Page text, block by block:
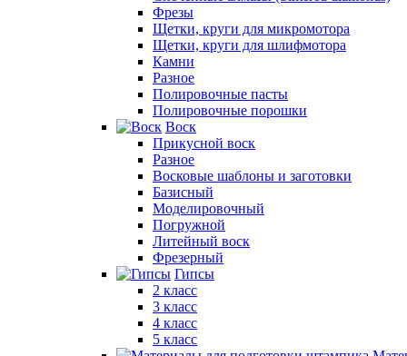
Фрезы
Щетки, круги для микромотора
Щетки, круги для шлифмотора
Камни
Разное
Полировочные пасты
Полировочные порошки
Воск
Прикусной воск
Разное
Восковые шаблоны и заготовки
Базисный
Моделировочный
Погружной
Литейный воск
Фрезерный
Гипсы
2 класс
3 класс
4 класс
5 класс